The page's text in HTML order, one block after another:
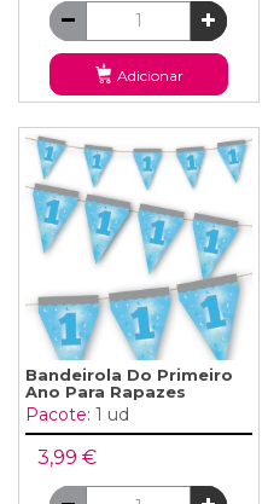
Adicionar
Bandeirola Do Primeiro
Ano Para Rapazes
Pacote: 1 ud
3,99 €